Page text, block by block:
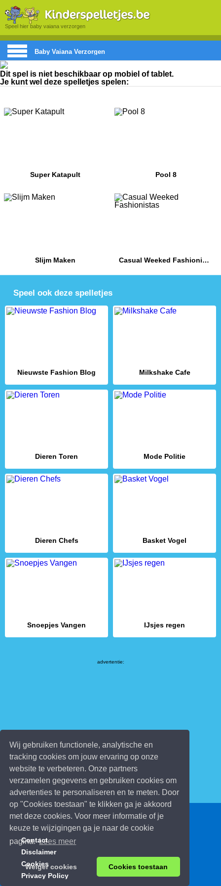
Wij gebruiken functionele, analytische en
tracking cookies om jouw ervaring op onze
website te verbeteren. Onze partners
verzamelen gegevens en gebruiken cookies om
advertenties te personaliseren en te meten. Door
op "Cookies toestaan" te klikken ga je akkoord
met deze cookies. Voor meer informatie of je
keuze te wijzigingen ga je naar de cookie
pagina.Lees meer
Weiger cookies Cookies toestaan
Speel hier baby vaiana verzorgen
Baby Vaiana Verzorgen
Dit spel is niet beschikbaar op mobiel of tablet.
Je kunt wel deze spelletjes spelen:
Super Katapult Pool 8
Slijm Maken Casual Weeked Fashionistas
Speel ook deze spelletjes
Nieuwste Fashion Blog Milkshake Cafe
Dieren Toren Mode Politie
Dieren Chefs Basket Vogel
Snoepjes Vangen IJsjes regen
advertentie:
© 2026 Kinderspelletjes.be
Contact
Disclaimer
Cookies
Privacy Policy